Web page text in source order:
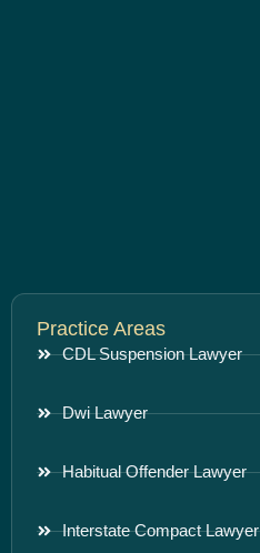
Practice Areas
CDL Suspension Lawyer
Dwi Lawyer
Habitual Offender Lawyer
Interstate Compact Lawyer